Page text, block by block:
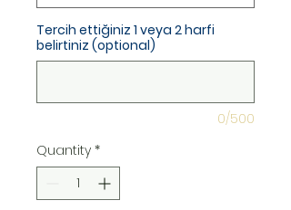
Tercih ettiğiniz 1 veya 2 harfi
belirtiniz (optional)
0/500
Quantity *